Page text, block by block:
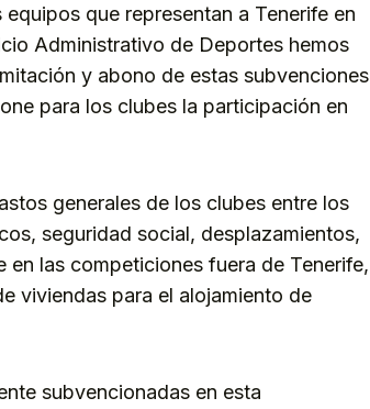
que representan a Tenerife en
Administrativo de Deportes hemos
y abono de estas subvenciones
para los clubes la participación en
generales de los clubes entre los
seguridad social, desplazamientos,
las competiciones fuera de Tenerife,
viviendas para el alojamiento de
subvencionadas en esta